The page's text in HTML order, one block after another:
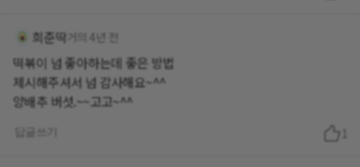
희준딱 거의 4년 전
떡볶이 넘 좋아하는데 좋은 방법
제시해주셔서 넘 감사해요~^^
양배추 버섯.~~고고~^^
답글쓰기 1